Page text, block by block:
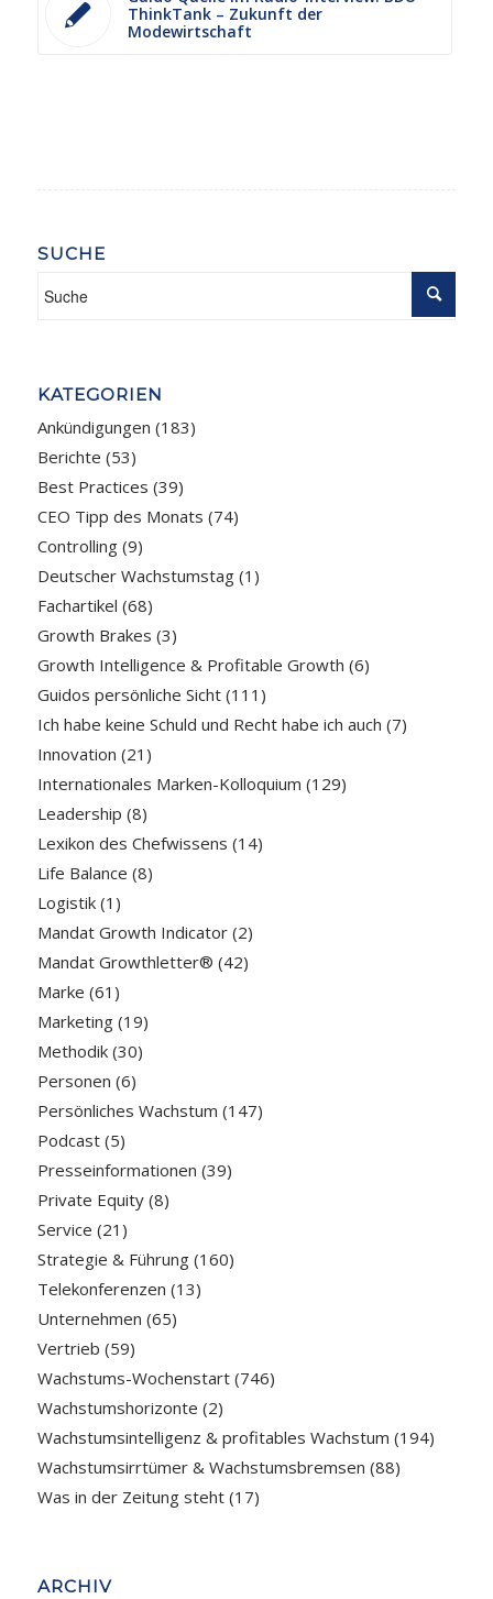
ThinkTank – Zukunft der
Modewirtschaft
SUCHE
KATEGORIEN
Ankündigungen (183)
Berichte (53)
Best Practices (39)
CEO Tipp des Monats (74)
Controlling(9)
Deutscher Wachstumstag(1)
Fachartikel (68)
Growth Brakes (3)
Growth Intelligence & Profitable Growth (6)
Guidos persönliche Sicht(111)
Ich habe keine Schuld und Recht habe ich auch (7)
Innovation (21)
Internationales Marken-Kolloquium (129)
Leadership (8)
Lexikon des Chefwissens (14)
Life Balance (8)
Logistik(1)
Mandat Growth Indicator(2)
Mandat Growthletter® (42)
Marke (61)
Marketing(19)
Methodik(30)
Personen (6)
Persönliches Wachstum (147)
Podcast(5)
Presseinformationen (39)
Private Equity(8)
Service (21)
Strategie & Führung(160)
Telekonferenzen (13)
Unternehmen (65)
Vertrieb (59)
Wachstums-Wochenstart(746)
Wachstumshorizonte (2)
Wachstumsintelligenz & profitables Wachstum (194)
Wachstumsirrtümer & Wachstumsbremsen (88)
Was in der Zeitung steht(17)
ARCHIV